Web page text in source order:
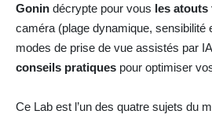
Gonin décrypte pour vous les atouts
caméra (plage dynamique, sensibilité
modes de prise de vue assistés par
conseils pratiques pour optimiser
Ce Lab est l’un des quatre sujets du